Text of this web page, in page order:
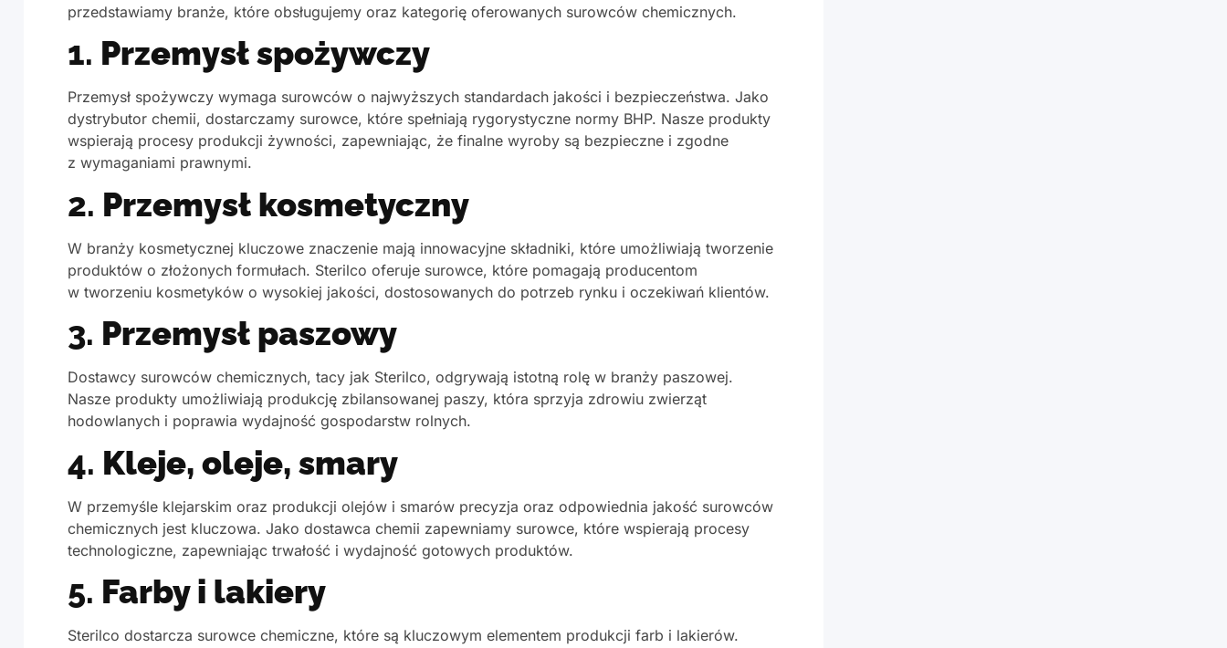
przedstawiamy branże, które obsługujemy oraz kategorię oferowanych surowców chemicznych.
1. Przemysł spożywczy
Przemysł spożywczy wymaga surowców o najwyższych standardach jakości i bezpieczeństwa. Jako
dystrybutor chemii, dostarczamy surowce, które spełniają rygorystyczne normy BHP. Nasze produkty
wspierają procesy produkcji żywności, zapewniając, że finalne wyroby są bezpieczne i zgodne
z wymaganiami prawnymi.
2. Przemysł kosmetyczny
W branży kosmetycznej kluczowe znaczenie mają innowacyjne składniki, które umożliwiają tworzenie
produktów o złożonych formułach. Sterilco oferuje surowce, które pomagają producentom
w tworzeniu kosmetyków o wysokiej jakości, dostosowanych do potrzeb rynku i oczekiwań klientów.
3. Przemysł paszowy
Dostawcy surowców chemicznych, tacy jak Sterilco, odgrywają istotną rolę w branży paszowej.
Nasze produkty umożliwiają produkcję zbilansowanej paszy, która sprzyja zdrowiu zwierząt
hodowlanych i poprawia wydajność gospodarstw rolnych.
4. Kleje, oleje, smary
W przemyśle klejarskim oraz produkcji olejów i smarów precyzja oraz odpowiednia jakość surowców
chemicznych jest kluczowa. Jako dostawca chemii zapewniamy surowce, które wspierają procesy
technologiczne, zapewniając trwałość i wydajność gotowych produktów.
5. Farby i lakiery
Sterilco dostarcza surowce chemiczne, które są kluczowym elementem produkcji farb i lakierów.